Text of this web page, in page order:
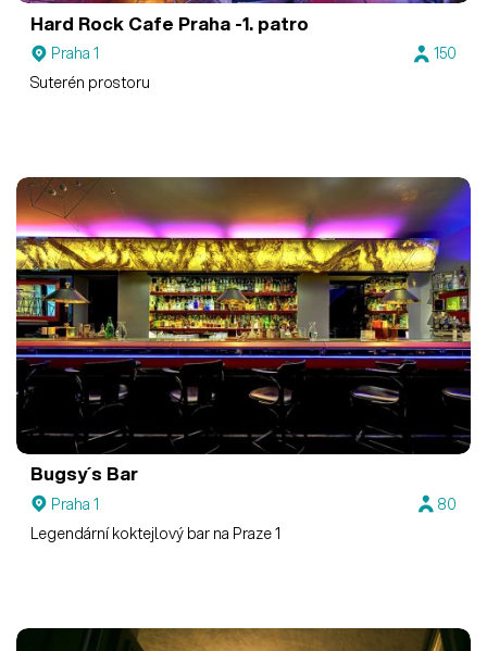
Hard Rock Cafe Praha -1. patro
Praha 1
150
Suterén prostoru
Bugsy´s Bar
Praha 1
80
Legendární koktejlový bar na Praze 1